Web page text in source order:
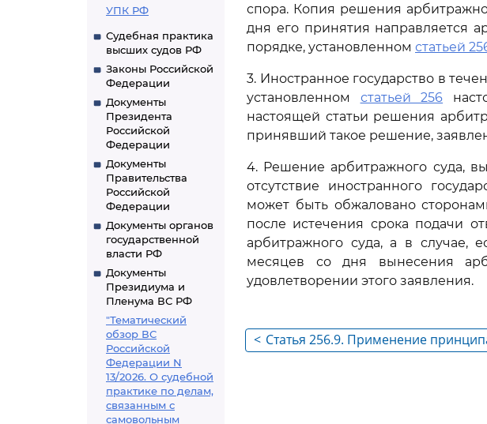
УПК РФ
Судебная практика
высших судов РФ
Законы Российской
Федерации
Документы
Президента
Российской
Федерации
Документы
Правительства
Российской
Федерации
Документы органов
государственной
власти РФ
Документы
Президиума и
Пленума ВС РФ
"Тематический
обзор ВС
Российской
Федерации N
13/2026. О судебной
практике по делам,
связанным с
самовольным
спора. Копия решения
дня его принятия направляется
порядке, установленном статьей
3. Иностранное государство в
установленном статьей 256
настоящей статьи решения
принявший такое решение,
4. Решение арбитражного суда,
отсутствие иностранного
может быть обжаловано
после истечения срока подачи
арбитражного суда, а в случае,
месяцев со дня вынесения
удовлетворении этого заявления.
< Статья 256.9. Применение